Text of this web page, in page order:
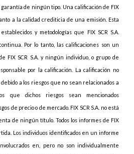
de ningún tipo. Una calificación de FIX
a la calidad crediticia de una emisión. Esta
y metodologías que FIX SCR S.A.
Por lo tanto, las calificaciones son un
FIX SCR S.A. y ningún individuo, o grupo de
por la calificación. La calificación no
a los riesgos que no sean relacionados a
que dichos riesgos sean mencionados
de precio o de mercado. FIX SCR S.A. no está
de ningún título. Todos los informes de FIX
Los individuos identificados en un informe
en, pero no son individualmente